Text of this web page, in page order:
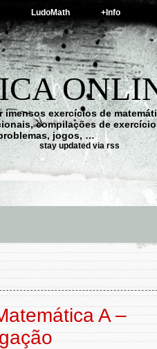
LudoMath +Info
exercícios de
compilações de
jogos, …
stay updated via rss
A –